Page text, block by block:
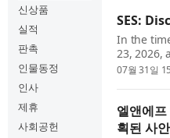
신상품
실적
판촉
인물동정
인사
제휴
사회공헌
SES:
In the
23, 2026,
the
07월 31일
엘앤에
획된 사안